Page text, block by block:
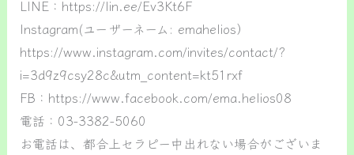
LINE：https://lin.ee/Ev3Kt6F
Instagram(ユーザーネーム: emahelios）
https://www.instagram.com/invites/contact/?
i=3d9z9csy28c&utm_content=kt51rxf
FB：https://www.facebook.com/ema.helios08
電話：03-3382-5060
お電話は、都合上セラピー中出れない場合がございま